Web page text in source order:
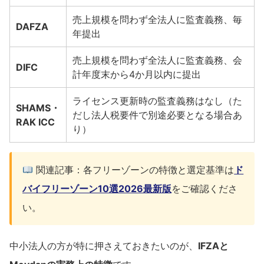
DAFZA
売上規模を問わず全法人に監査義務、毎
年提出
DIFC
売上規模を問わず全法人に監査義務、会
計年度末から4か月以内に提出
SHAMS・
RAK ICC
ライセンス更新時の監査義務はなし（た
だし法人税要件で別途必要となる場合あ
り）
関連記事：各フリーゾーンの特徴と選定基準は ド
バイフリーゾーン10選2026最新版をご確認くださ
い。
中小法人の方が特に押さえておきたいのが、 IFZAと